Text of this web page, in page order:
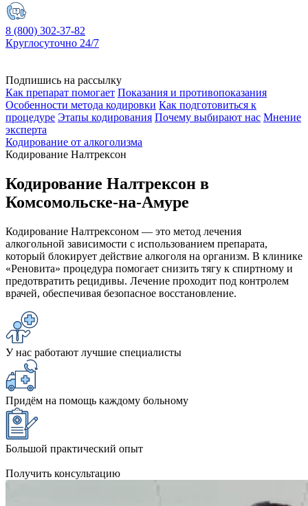
8 (800) 302-37-82
Круглосуточно 24/7
Подпишись на рассылку
Как препарат помогает Показания и противопоказания
Особенности метода кодировки Как подготовиться к
процедуре Этапы кодирования Почему выбирают нас Мнение
эксперта
Кодирование от алкоголизма
Кодирование Налтрексон
Кодирование Налтрексон в
Комсомольске-на-Амуре
Кодирование Налтрексоном — это метод лечения
алкогольной зависимости с использованием препарата,
который блокирует действие алкоголя на организм. В клинике
«Реновита» процедура помогает снизить тягу к спиртному и
предотвратить рецидивы. Лечение проходит под контролем
врачей, обеспечивая безопасное восстановление.
У нас работают лучшие специалисты
Придём на помощь каждому больному
Большой практический опыт
Получить консультацию